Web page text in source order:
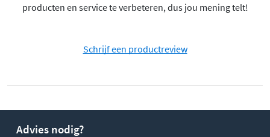
producten en service te verbeteren, dus jou mening telt!
Schrijf een productreview
Advies nodig?